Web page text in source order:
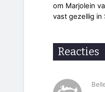
om Marjolein
vast gezellig in
Reacties